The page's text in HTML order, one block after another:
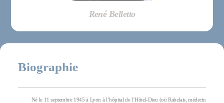
René Belletto
Biographie
Né le 11 septembre 1945 à Lyon à l’hôpital de l’Hôtel-Dieu (où Rabelais, médecin